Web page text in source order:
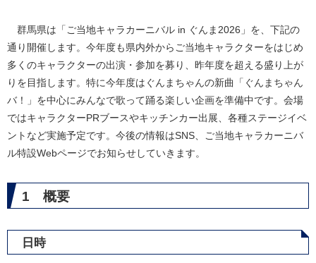
群馬県は「ご当地キャラカーニバル in ぐんま2026」を、下記の
通り開催します。今年度も県内外からご当地キャラクターをはじめ
多くのキャラクターの出演・参加を募り、昨年度を超える盛り上が
りを目指します。特に今年度はぐんまちゃんの新曲「ぐんまちゃん
バ！」を中心にみんなで歌って踊る楽しい企画を準備中です。会場
ではキャラクターPRブースやキッチンカー出展、各種ステージイベ
ントなど実施予定です。今後の情報はSNS、ご当地キャラカーニバ
ル特設Webページでお知らせしていきます。
1 概要
日時